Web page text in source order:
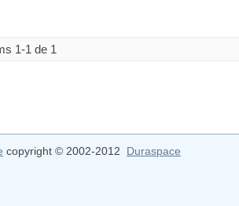
1-1 de 1
copyright © 2002-2012 Duraspace